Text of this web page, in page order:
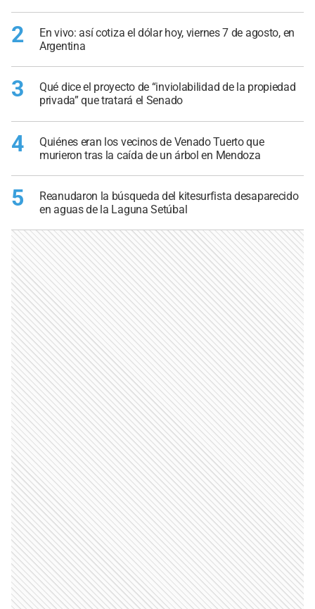
2
En vivo: así cotiza el dólar hoy, viernes 7 de agosto, en
Argentina
3
Qué dice el proyecto de “inviolabilidad de la propiedad
privada” que tratará el Senado
4
Quiénes eran los vecinos de Venado Tuerto que
murieron tras la caída de un árbol en Mendoza
5
Reanudaron la búsqueda del kitesurfista desaparecido
en aguas de la Laguna Setúbal